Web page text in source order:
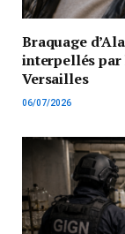
Braquage
interpellés par
Versailles
06/07/2026